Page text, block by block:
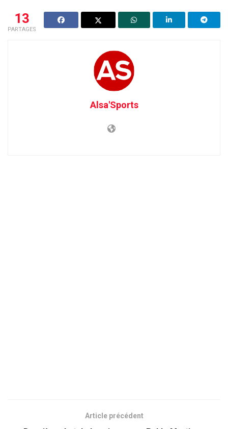
13
PARTAGES
Alsa'Sports
Article précédent